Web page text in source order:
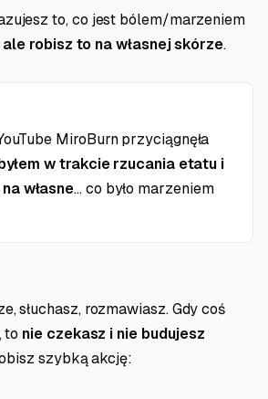
to, co jest bólem/marzeniem
ale robisz to na własnej skórze.
MiroBurn przyciągnęła
w trakcie rzucania etatu i
własne... co było marzeniem
słuchasz, rozmawiasz. Gdy coś
to nie czekasz i nie budujesz
szybką akcję: